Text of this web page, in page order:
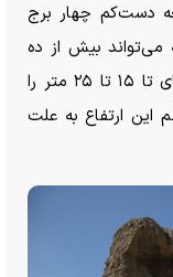
دست‌کم چهار برج
می‌تواند بیش از ده
متَر بوده باشد؛ برخی منابع محلی ارتفاع‌های تا ۱۵ تا ۲۵ متر را
این ارتفاع به علت